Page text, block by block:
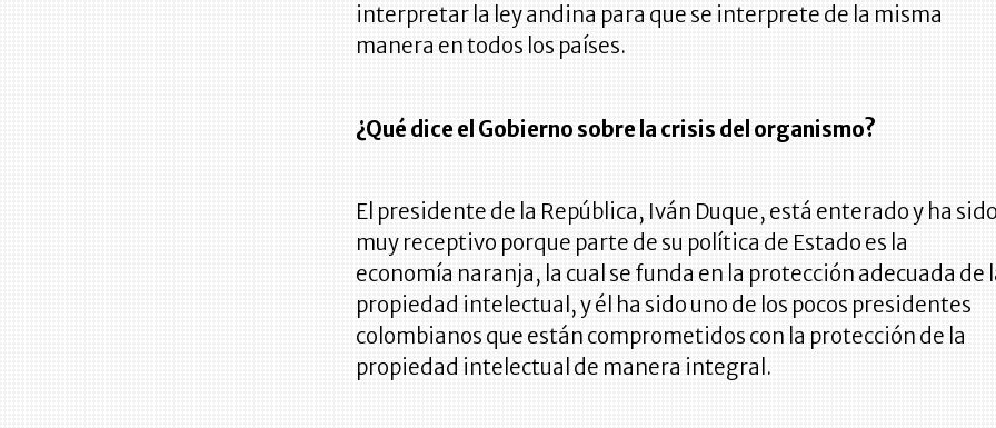
interpretar la ley andina para que se interprete de la misma
manera en todos los países.
¿Qué dice el Gobierno sobre la crisis del organismo?
El presidente de la República, Iván Duque, está enterado y ha
muy receptivo porque parte de su política de Estado es la
economía naranja, la cual se funda en la protección adecuada de
propiedad intelectual, y él ha sido uno de los pocos presidentes
colombianos que están comprometidos con la protección de la
propiedad intelectual de manera integral.